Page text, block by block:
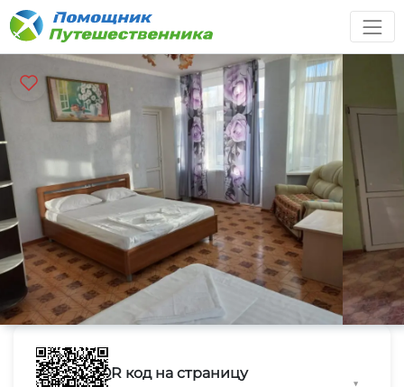
QR код на страницу
▼